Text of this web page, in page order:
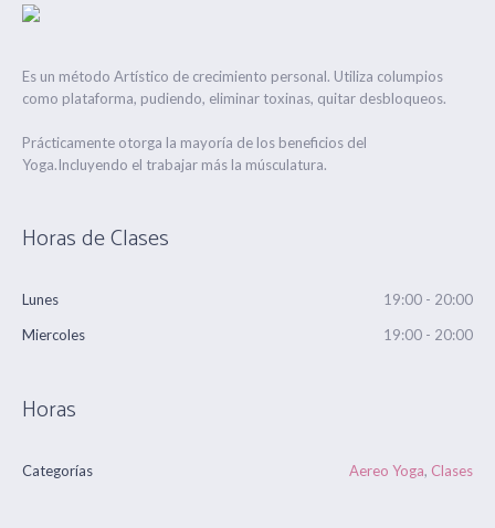
Es un método Artístico de crecimiento personal. Utiliza columpios
como plataforma, pudiendo, eliminar toxinas, quitar desbloqueos.
Prácticamente otorga la mayoría de los beneficios del
Yoga.Incluyendo el trabajar más la músculatura.
Horas de Clases
Lunes
19:00 - 20:00
Miercoles
19:00 - 20:00
Horas
Categorías Aereo Yoga, Clases